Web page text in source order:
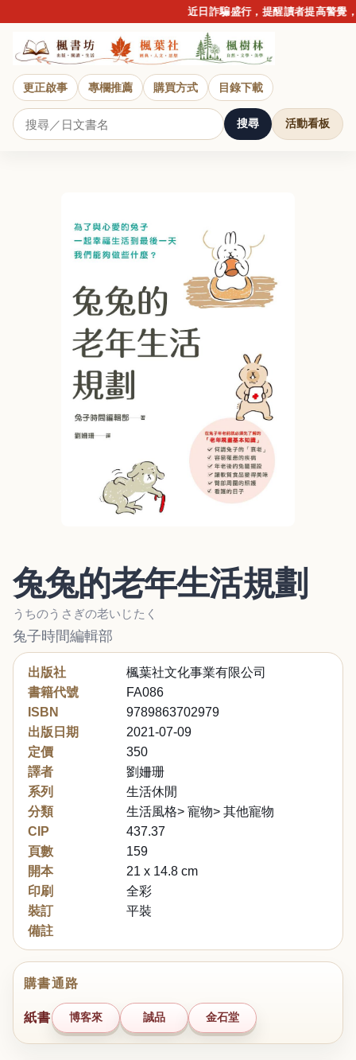
近日詐騙盛行，提醒讀者提高警覺，
更正啟事 專欄推薦 購買方式 目錄下載
搜尋 活動看板
兔兔的老年生活規劃
うちのうさぎの老いじたく
兔子時間編輯部
出版社
楓葉社文化事業有限公司
書籍代號
FA086
ISBN
9789863702979
出版日期
2021-07-09
定價
350
譯者
劉姍珊
系列
生活休閒
分類
生活風格> 寵物> 其他寵物
CIP
437.37
頁數
159
開本
21 x 14.8 cm
印刷
全彩
裝訂
平裝
備註
購書通路
紙書 博客來 誠品 金石堂